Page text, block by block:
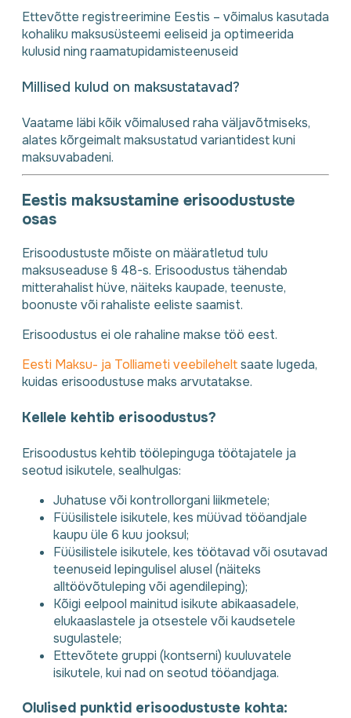
Ettevõtte registreerimine Eestis – võimalus kasutada
kohaliku maksusüsteemi eeliseid ja optimeerida
kulusid ning raamatupidamisteenuseid
Millised kulud on maksustatavad?
Vaatame läbi kõik võimalused raha väljavõtmiseks,
alates kõrgeimalt maksustatud variantidest kuni
maksuvabadeni.
Eestis maksustamine erisoodustuste
osas
Erisoodustuste mõiste on määratletud tulu
maksuseaduse § 48-s. Erisoodustus tähendab
mitterahalist hüve, näiteks kaupade, teenuste,
boonuste või rahaliste eeliste saamist.
Erisoodustus ei ole rahaline makse töö eest.
Eesti Maksu- ja Tolliameti veebileheltsaate lugeda,
kuidas erisoodustuse maks arvutatakse.
Kellele kehtib erisoodustus?
Erisoodustus kehtib töölepinguga töötajatele ja
seotud isikutele, sealhulgas:
Juhatuse või kontrollorgani liikmetele;
Füüsilistele isikutele, kes müüvad tööandjale
kaupu üle 6 kuu jooksul;
Füüsilistele isikutele, kes töötavad või osutavad
teenuseid lepingulisel alusel (näiteks
alltöövõtuleping või agendileping);
Kõigi eelpool mainitud isikute abikaasadele,
elukaaslastele ja otsestele või kaudsetele
sugulastele;
Ettevõtete gruppi (kontserni) kuuluvatele
isikutele, kui nad on seotud tööandjaga.
Olulised punktid erisoodustuste kohta: